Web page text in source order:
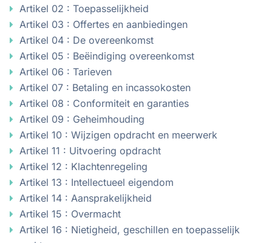
Artikel 02 : Toepasselijkheid
Artikel 03 : Offertes en aanbiedingen
Artikel 04 : De overeenkomst
Artikel 05 : Beëindiging overeenkomst
Artikel 06 : Tarieven
Artikel 07 : Betaling en incassokosten
Artikel 08 : Conformiteit en garanties
Artikel 09 : Geheimhouding
Artikel 10 : Wijzigen opdracht en meerwerk
Artikel 11 : Uitvoering opdracht
Artikel 12 : Klachtenregeling
Artikel 13 : Intellectueel eigendom
Artikel 14 : Aansprakelijkheid
Artikel 15 : Overmacht
Artikel 16 : Nietigheid, geschillen en toepasselijk